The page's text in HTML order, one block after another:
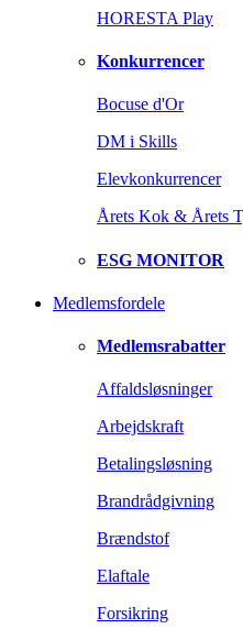
HORESTA Play
Konkurrencer
Bocuse d'Or
DM i Skills
Elevkonkurrencer
Årets Kok & Årets
ESG MONITOR
Medlemsfordele
Medlemsrabatter
Affaldsløsninger
Arbejdskraft
Betalingsløsning
Brandrådgivning
Brændstof
Elaftale
Forsikring